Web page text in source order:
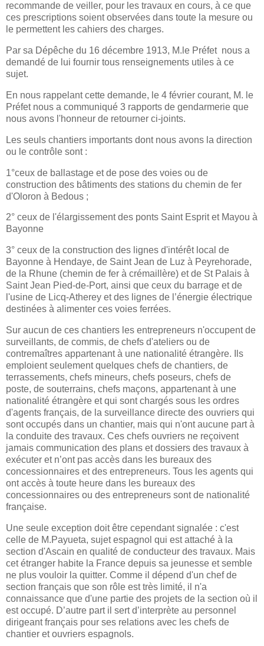
recommande de veiller, pour les travaux en cours, à ce que
ces prescriptions soient observées dans toute la mesure ou
le permettent les cahiers des charges.
Par sa Dépêche du 16 décembre 1913, M.le Préfet nous a
demandé de lui fournir tous renseignements utiles à ce
sujet.
En nous rappelant cette demande, le 4 février courant, M. le
Préfet nous a communiqué 3 rapports de gendarmerie que
nous avons l'honneur de retourner ci-joints.
Les seuls chantiers importants dont nous avons la direction
ou le contrôle sont :
1°ceux de ballastage et de pose des voies ou de
construction des bâtiments des stations du chemin de fer
d'Oloron à Bedous ;
2° ceux de l'élargissement des ponts Saint Esprit et Mayou à
Bayonne
3° ceux de la construction des lignes d'intérêt local de
Bayonne à Hendaye, de Saint Jean de Luz à Peyrehorade,
de la Rhune (chemin de fer à crémaillère) et de St Palais à
Saint Jean Pied-de-Port, ainsi que ceux du barrage et de
l'usine de Licq-Atherey et des lignes de l’énergie électrique
destinées à alimenter ces voies ferrées.
Sur aucun de ces chantiers les entrepreneurs n'occupent de
surveillants, de commis, de chefs d'ateliers ou de
contremaîtres appartenant à une nationalité étrangère. Ils
emploient seulement quelques chefs de chantiers, de
terrassements, chefs mineurs, chefs poseurs, chefs de
poste, de souterrains, chefs maçons, appartenant à une
nationalité étrangère et qui sont chargés sous les ordres
d'agents français, de la surveillance directe des ouvriers qui
sont occupés dans un chantier, mais qui n'ont aucune part à
la conduite des travaux. Ces chefs ouvriers ne reçoivent
jamais communication des plans et dossiers des travaux à
exécuter et n’ont pas accès dans les bureaux des
concessionnaires et des entrepreneurs. Tous les agents qui
ont accès à toute heure dans les bureaux des
concessionnaires ou des entrepreneurs sont de nationalité
française.
Une seule exception doit être cependant signalée : c'est
celle de M.Payueta, sujet espagnol qui est attaché à la
section d'Ascain en qualité de conducteur des travaux. Mais
cet étranger habite la France depuis sa jeunesse et semble
ne plus vouloir la quitter. Comme il dépend d'un chef de
section français que son rôle est très limité, il n'a
connaissance que d'une partie des projets de la section où il
est occupé. D’autre part il sert d’interprète au personnel
dirigeant français pour ses relations avec les chefs de
chantier et ouvriers espagnols.